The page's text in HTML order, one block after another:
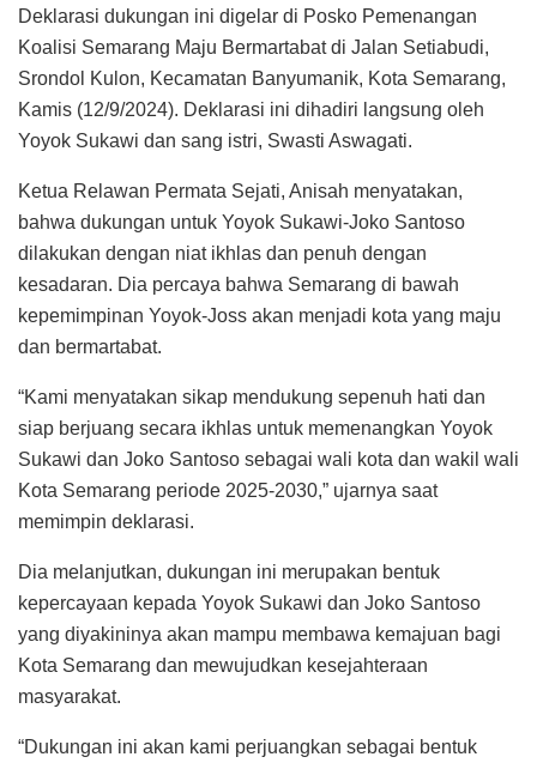
Deklarasi dukungan ini digelar di Posko Pemenangan
Koalisi Semarang Maju Bermartabat di Jalan Setiabudi,
Srondol Kulon, Kecamatan Banyumanik, Kota Semarang,
Kamis (12/9/2024). Deklarasi ini dihadiri langsung oleh
Yoyok Sukawi dan sang istri, Swasti Aswagati.
Ketua Relawan Permata Sejati, Anisah menyatakan,
bahwa dukungan untuk Yoyok Sukawi-Joko Santoso
dilakukan dengan niat ikhlas dan penuh dengan
kesadaran. Dia percaya bahwa Semarang di bawah
kepemimpinan Yoyok-Joss akan menjadi kota yang maju
dan bermartabat.
“Kami menyatakan sikap mendukung sepenuh hati dan
siap berjuang secara ikhlas untuk memenangkan Yoyok
Sukawi dan Joko Santoso sebagai wali kota dan wakil wali
Kota Semarang periode 2025-2030,” ujarnya saat
memimpin deklarasi.
Dia melanjutkan, dukungan ini merupakan bentuk
kepercayaan kepada Yoyok Sukawi dan Joko Santoso
yang diyakininya akan mampu membawa kemajuan bagi
Kota Semarang dan mewujudkan kesejahteraan
masyarakat.
“Dukungan ini akan kami perjuangkan sebagai bentuk